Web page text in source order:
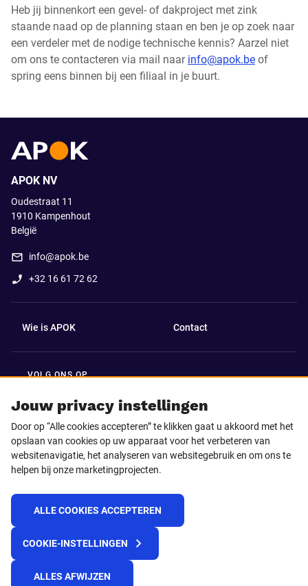
Heb jij binnenkort een gevel- of dakproject met zink
staande naad op de planning staan en ben je op zoek naar
een verdeler met de nodige technische kennis? Aarzel niet
om ons te contacteren via mail naar info@apok.be of
spring eens binnen bij een filiaal in je buurt.
Jouw privacy instellingen
Door op “Alle cookies accepteren” te klikken gaat u akkoord met het
opslaan van cookies op uw apparaat voor het verbeteren van
websitenavigatie, het analyseren van websitegebruik en om ons te
helpen bij onze marketingprojecten.
ALLE COOKIES ACCEPTEREN
COOKIE-INSTELLINGEN
ALLES AFWIJZEN
APOK NV
Oudestraat 11
1910 Kampenhout
België
info@apok.be
+32 16 61 72 62
Wie is APOK Contact
VOLG ONS OP
Facebook
Instagram TikTok